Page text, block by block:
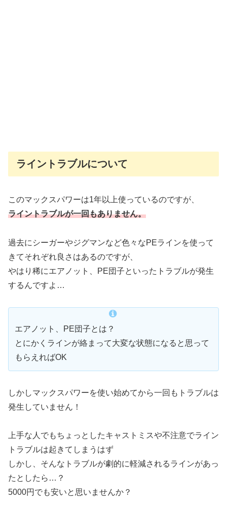
ライントラブルについて
このマックスパワーは1年以上使っているのですが、
ライントラブルが一回もありません。
過去にシーガーやジグマンなど色々なPEラインを使って
きてそれぞれ良さはあるのですが、
やはり稀にエアノット、PE団子といったトラブルが発生
するんですよ…
エアノット、PE団子とは？
とにかくラインが絡まって大変な状態になると思って
もらえればOK
しかしマックスパワーを使い始めてから一回もトラブルは
発生していません！
上手な人でもちょっとしたキャストミスや不注意でライン
トラブルは起きてしまうはず
しかし、そんなトラブルが劇的に軽減されるラインがあっ
たとしたら…？
5000円でも安いと思いませんか？